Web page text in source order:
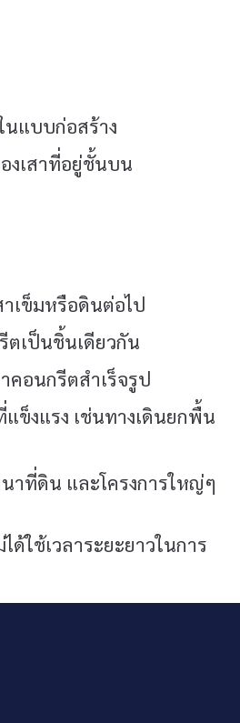
แบบก่อสร้าง
งเสาที่อยู่ชั้นบน
เข็มหรือดินต่อไป
ตเป็นชิ้นเดียวกัน
คอนกรีตสำเร็จรูป
ข็งแรง เช่นทางเดินยกพื้น
าที่ดิน และโครงการใหญ่ๆ
ใช้เวลาระยะยาวในการ